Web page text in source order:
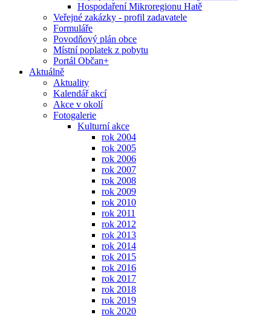
Hospodaření Mikroregionu Hatě
Veřejné zakázky - profil zadavatele
Formuláře
Povodňový plán obce
Místní poplatek z pobytu
Portál Občan+
Aktuálně
Aktuality
Kalendář akcí
Akce v okolí
Fotogalerie
Kulturní akce
rok 2004
rok 2005
rok 2006
rok 2007
rok 2008
rok 2009
rok 2010
rok 2011
rok 2012
rok 2013
rok 2014
rok 2015
rok 2016
rok 2017
rok 2018
rok 2019
rok 2020